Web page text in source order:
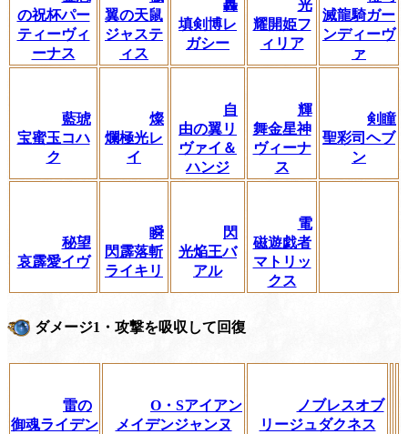
の祝杯パー
ティーヴィ
ーナス
翼の天鼠
ジャステ
ィス
轟
填剣博レ
ガシー
光
耀開姫フ
ィリア
滅龍騎ガー
ンディーヴ
ァ
藍琥
宝蜜玉コハ
ク
燦
爛極光レ
イ
自
由の翼リ
ヴァイ＆
ハンジ
輝
舞金星神
ヴィーナ
ス
剣瞳
聖彩司ヘブ
ン
秘望
哀霹愛イヴ
瞬
閃霹落斬
ライキリ
閃
光焔王バ
アル
電
磁遊戯者
マトリッ
クス
ダメージ1・攻撃を吸収して回復
雷の
御魂ライデン
O・Sアイアン
メイデンジャンヌ
ノブレスオブ
リージュダクネス